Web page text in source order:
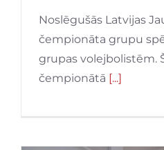
Noslēgušās Latvijas
čempionāta grupu
grupas volejbolistēm.
čempionātā [...]